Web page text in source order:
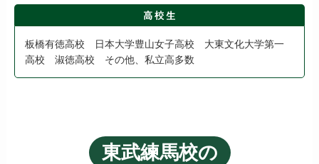
板橋有徳高校 日本大学豊山女子高校 大東文化大学第一
高校 淑徳高校 その他、私立高多数
東武練馬校の